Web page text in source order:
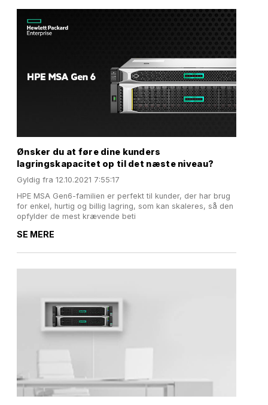
Ønsker du at føre dine kunders
lagringskapacitet op til det næste niveau?
Gyldig fra 12.10.2021 7:55:17
HPE MSA Gen6-familien er perfekt til kunder, der har brug
for enkel, hurtig og billig lagring, som kan skaleres, så den
opfylder de mest krævende beti
SE MERE